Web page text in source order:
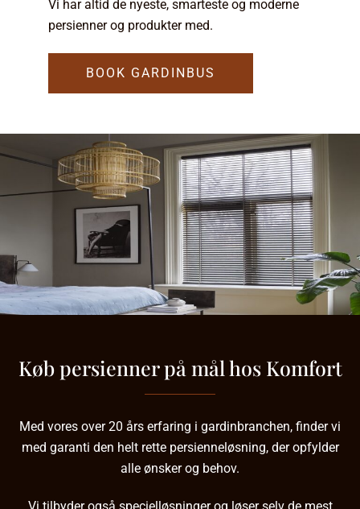
Vi har altid de nyeste, smarteste og moderne
persienner og produkter med.
BOOK GARDINBUS
Køb persienner på mål hos Komfort
Med vores over 20 års erfaring i gardinbranchen, finder vi
med garanti den helt rette persienneløsning, der opfylder
alle ønsker og behov.